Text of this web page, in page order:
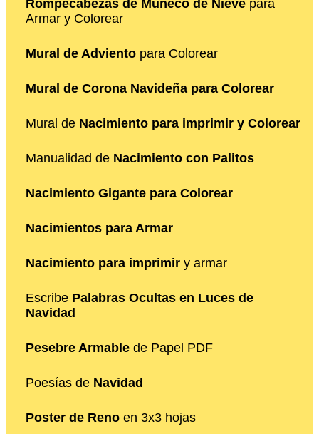
Rompecabezas de Muñeco de Nieve para
Armar y Colorear
Mural de Adviento para Colorear
Mural de Corona Navideña para Colorear
Mural de Nacimiento para imprimir y Colorear
Manualidad de Nacimiento con Palitos
Nacimiento Gigante para Colorear
Nacimientos para Armar
Nacimiento para imprimir y armar
Escribe Palabras Ocultas en Luces de
Navidad
Pesebre Armable de Papel PDF
Poesías de Navidad
Poster de Reno en 3x3 hojas